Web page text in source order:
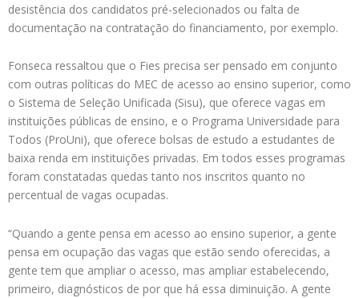
desistência dos candidatos pré-selecionados ou falta de
documentação na contratação do financiamento, por exemplo.
Fonseca ressaltou que o Fies precisa ser pensado em conjunto
com outras políticas do MEC de acesso ao ensino superior, como
o Sistema de Seleção Unificada (Sisu), que oferece vagas em
instituições públicas de ensino, e o Programa Universidade para
Todos (ProUni), que oferece bolsas de estudo a estudantes de
baixa renda em instituições privadas. Em todos esses programas
foram constatadas quedas tanto nos inscritos quanto no
percentual de vagas ocupadas.
“Quando a gente pensa em acesso ao ensino superior, a gente
pensa em ocupação das vagas que estão sendo oferecidas, a
gente tem que ampliar o acesso, mas ampliar estabelecendo,
primeiro, diagnósticos de por que há essa diminuição. A gente